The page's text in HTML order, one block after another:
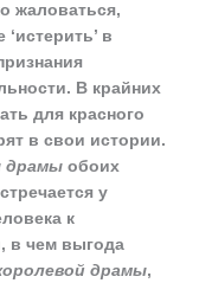
жаловаться,
в
В крайних
для красного
в свои истории.
драмы обоих
у
к
в чем выгода
драмы,